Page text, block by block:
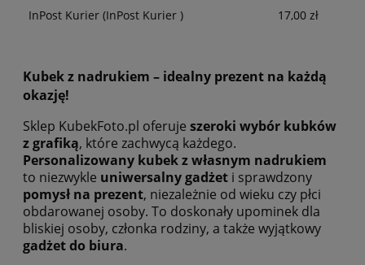
InPost Kurier(InPost Kurier ) 17,00 zł
Kubek z nadrukiem – idealny prezent na każdą
okazję!
Sklep KubekFoto.pl oferuje szeroki wybór kubków
z grafiką, które zachwycą każdego.
Personalizowany kubek z własnym nadrukiem
to niezwykle uniwersalny gadżet i sprawdzony
pomysł na prezent, niezależnie od wieku czy płci
obdarowanej osoby. To doskonały upominek dla
bliskiej osoby, członka rodziny, a także wyjątkowy
gadżet do biura.